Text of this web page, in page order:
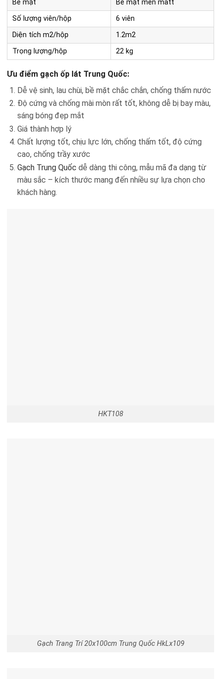
Bề mặt
Bề mặt men matt
Số lượng viên/hộp
6 viên
Diện tích m2/hộp
1.2m2
Trọng lượng/hộp
22 kg
Ưu điểm gạch ốp lát Trung Quốc:
Dễ vệ sinh, lau chùi, bề mặt chắc chắn, chống thấm nước
Độ cứng và chống mài mòn rất tốt, không dễ bị bay màu,
sáng bóng đẹp mắt
Giá thành hợp lý
Chất lượng tốt, chịu lực lớn, chống thấm tốt, độ cứng
cao, chống trầy xước
Gạch Trung Quốc dễ dàng thi công, mẫu mã đa dạng từ
màu sắc – kích thước mang đến nhiều sự lựa chọn cho
khách hàng.
HKT108
Gạch Trang Trí 20x100cm Trung Quốc HkLx109